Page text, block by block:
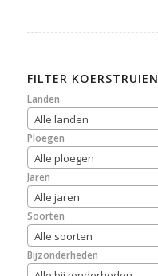
FILTER KOERSTRUIEN
Landen
Alle landen
Ploegen
Alle ploegen
Jaren
Alle jaren
Soorten
Alle soorten
Bijzonderheden